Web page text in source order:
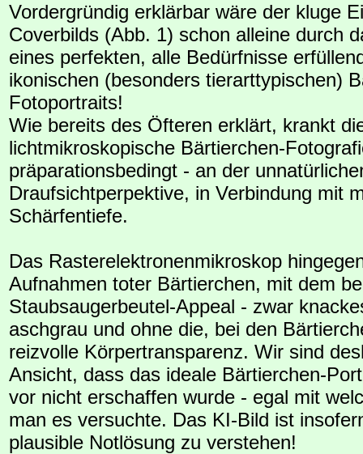
Vordergründig erklärbar wäre der kluge
Coverbilds (Abb. 1) schon alleine durch
eines perfekten, alle Bedürfnisse
ikonischen (besonders tierarttypischen)
Fotoportraits!
Wie bereits des Öfteren erklärt, krankt
lichtmikroskopische Bärtierchen-
präparationsbedingt - an der
Draufsichtperpektive, in Verbindung mit
Schärfentiefe.
Das Rasterelektronenmikroskop
Aufnahmen toter Bärtierchen, mit dem
Staubsaugerbeutel-Appeal - zwar
aschgrau und ohne die, bei den
reizvolle Körpertransparenz. Wir sind
Ansicht, dass das ideale Bärtierchen-
vor nicht erschaffen wurde - egal mit
man es versuchte. Das KI-Bild ist
plausible Notlösung zu verstehen!